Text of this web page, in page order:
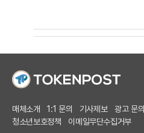
매체소개 1:1 문의 기사제보 광고 문의
청소년보호정책
이메일무단수집거부